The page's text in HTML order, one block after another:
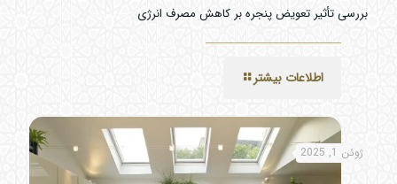
بررسی تأثیر تعویض پنجره بر کاهش مصرف انرژی
اطلاعات بیشتر
ژوئن 1, 2025